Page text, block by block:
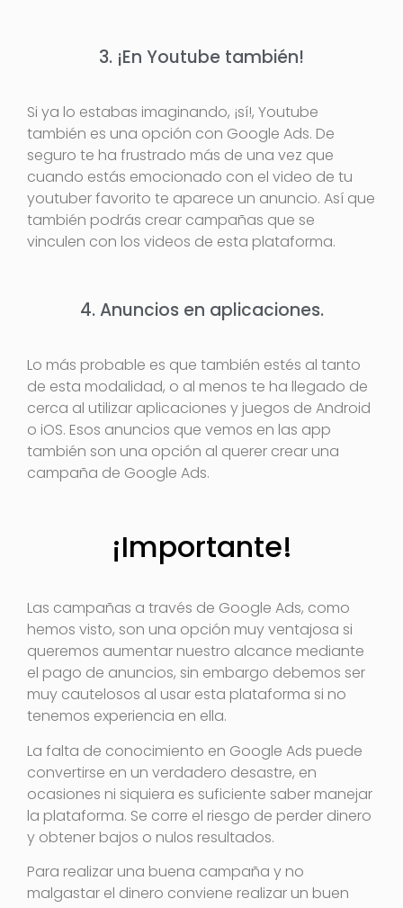
3. ¡En Youtube también!
Si ya lo estabas imaginando, ¡sí!, Youtube
también es una opción con Google Ads. De
seguro te ha frustrado más de una vez que
cuando estás emocionado con el video de tu
youtuber favorito te aparece un anuncio. Así que
también podrás crear campañas que se
vinculen con los videos de esta plataforma.
4. Anuncios en aplicaciones.
Lo más probable es que también estés al tanto
de esta modalidad, o al menos te ha llegado de
cerca al utilizar aplicaciones y juegos de Android
o iOS. Esos anuncios que vemos en las app
también son una opción al querer crear una
campaña de Google Ads.
¡Importante!
Las campañas a través de Google Ads, como
hemos visto, son una opción muy ventajosa si
queremos aumentar nuestro alcance mediante
el pago de anuncios, sin embargo debemos ser
muy cautelosos al usar esta plataforma si no
tenemos experiencia en ella.
La falta de conocimiento en Google Ads puede
convertirse en un verdadero desastre, en
ocasiones ni siquiera es suficiente saber manejar
la plataforma. Se corre el riesgo de perder dinero
y obtener bajos o nulos resultados.
Para realizar una buena campaña y no
malgastar el dinero conviene realizar un buen